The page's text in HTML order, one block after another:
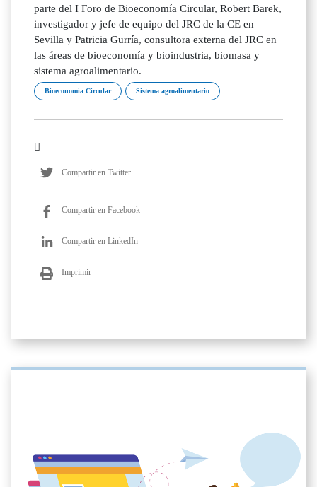
parte del I Foro de Bioeconomía Circular, Robert Barek,
investigador y jefe de equipo del JRC de la CE en
Sevilla y Patricia Gurría, consultora externa del JRC en
las áreas de bioeconomía y bioindustria, biomasa y
sistema agroalimentario.
Bioeconomía Circular Sistema agroalimentario
Compartir en Twitter
Compartir en Facebook
Compartir en LinkedIn
Imprimir